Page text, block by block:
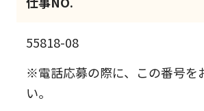
55818-08
※電話応募の際に、この番号を
い。